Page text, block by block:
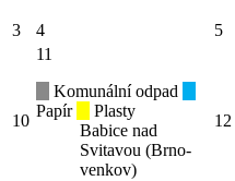
3 4 5
10
11
Komunální odpad
Papír
Plasty
Babice nad
Svitavou (Brno-
venkov)
12